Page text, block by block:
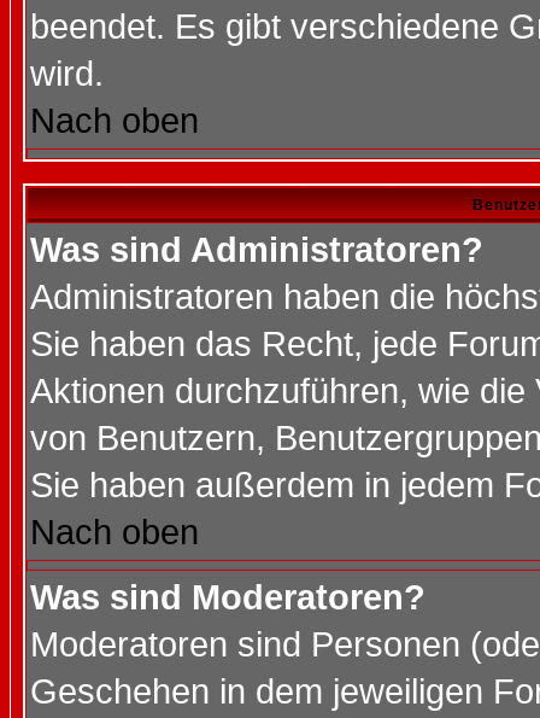
beendet. Es gibt verschiedene
wird.
Nach oben
Was sind Administratoren?
Administratoren haben die
Sie haben das Recht, jede
Aktionen durchzuführen, wie
von Benutzern,
Sie haben außerdem in jedem
Nach oben
Was sind Moderatoren?
Moderatoren sind Personen
Geschehen in dem jeweiligen